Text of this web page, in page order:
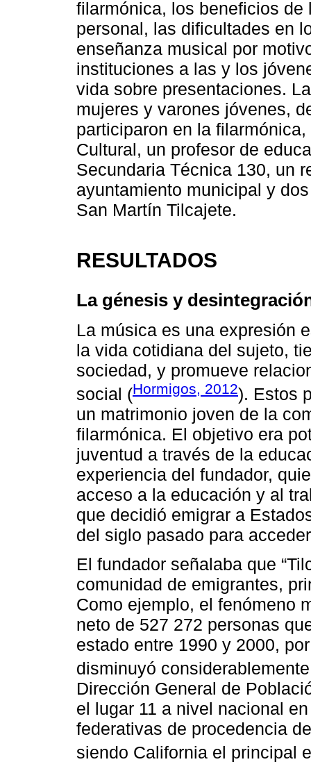
filarmónica, los beneficios
personal, las dificultades en
enseñanza musical por
instituciones a las y los
vida sobre presentaciones.
mujeres y varones jóvenes,
participaron en la
Cultural, un profesor de
Secundaria Técnica 130, un
ayuntamiento municipal y
San Martín Tilcajete.
RESULTADOS
La génesis y
La música es una expresión
la vida cotidiana del sujeto,
sociedad, y promueve
social (Hormigos, 2012). Estos
un matrimonio joven de la
filarmónica. El objetivo era
juventud a través de la
experiencia del fundador,
acceso a la educación y al
que decidió emigrar a
del siglo pasado para
El fundador señalaba que
comunidad de emigrantes,
Como ejemplo, el fenómeno
neto de 527 272 personas
estado entre 1990 y 2000,
disminuyó
Dirección General de
el lugar 11 a nivel nacional
federativas de procedencia
siendo California el principal